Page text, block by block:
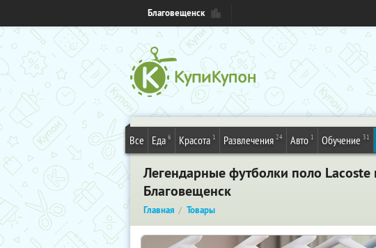
Благовещенск
Все Еда 6 Красота 1 Развлечения 24 Авто 1 Обучение 31
Легендарные футболки поло Lacoste
Благовещенск
Главная Товары